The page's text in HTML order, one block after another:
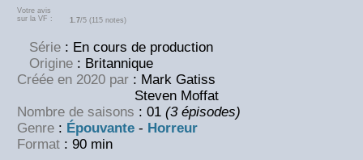
Votre avis
sur la VF :
1.7/5 (115 notes)
Série : En cours de production
Origine : Britannique
Créée en 2020 par : Mark Gatiss
Steven Moffat
Nombre de saisons : 01 (3 épisodes)
Genre : Épouvante - Horreur
Format : 90 min